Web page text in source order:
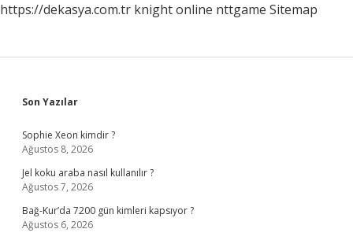
https://dekasya.com.tr knight online nttgame Sitemap
Sidebar
Son Yazılar
Sophie Xeon kimdir ?
Ağustos 8, 2026
Jel koku araba nasıl kullanılır ?
Ağustos 7, 2026
Bağ-Kur’da 7200 gün kimleri kapsıyor ?
Ağustos 6, 2026